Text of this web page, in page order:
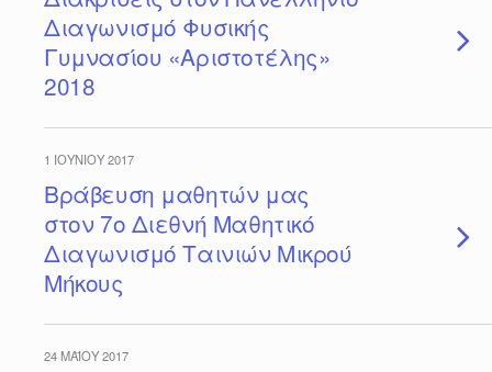
Διαγωνισμό Φυσικής
Γυμνασίου «Αριστοτέλης»
2018
1 ΙΟΥΝΊΟΥ 2017
Βράβευση μαθητών μας
στον 7ο Διεθνή Μαθητικό
Διαγωνισμό Ταινιών Μικρού
Μήκους
24 ΜΑΪ́ΟΥ 2017